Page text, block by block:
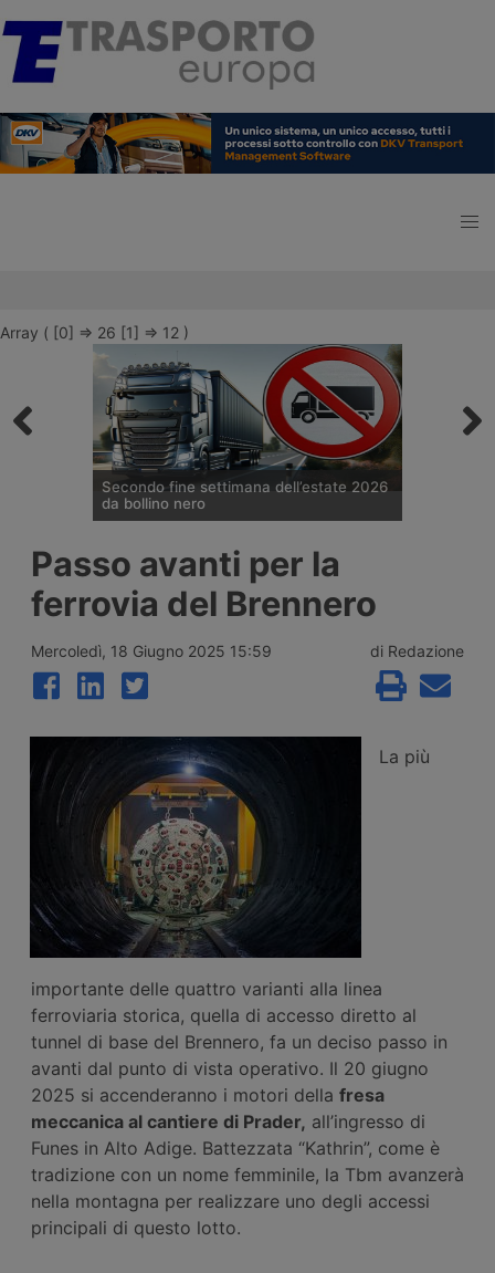
Array ( [0] => 26 [1] => 12 )
Secondo fine settimana dell’estate 2026
da bollino nero
e potenziamento del personale Anas sulla
rete nazionale nel weekend che apre la
settimana di Ferragosto, con oltre 25
milioni di spostamenti attesi tra il 7 e il 9
Passo avanti per la
ferrovia del Brennero
Mercoledì, 18 Giugno 2025 15:59 di Redazione
La più
importante delle quattro varianti alla linea
ferroviaria storica, quella di accesso diretto al
tunnel di base del Brennero, fa un deciso passo in
avanti dal punto di vista operativo. Il 20 giugno
2025 si accenderanno i motori della fresa
meccanica al cantiere di Prader, all’ingresso di
Funes in Alto Adige. Battezzata “Kathrin”, come è
tradizione con un nome femminile, la Tbm avanzerà
nella montagna per realizzare uno degli accessi
principali di questo lotto.